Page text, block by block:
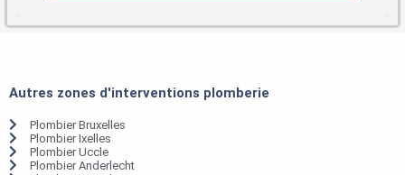
Autres zones d'interventions plomberie
Plombier Bruxelles
Plombier Ixelles
Plombier Uccle
Plombier Anderlecht